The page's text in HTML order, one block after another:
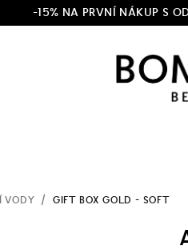
-15% NA PRVNÍ NÁKUP S
VODY / GIFT BOX GOLD - SOFT